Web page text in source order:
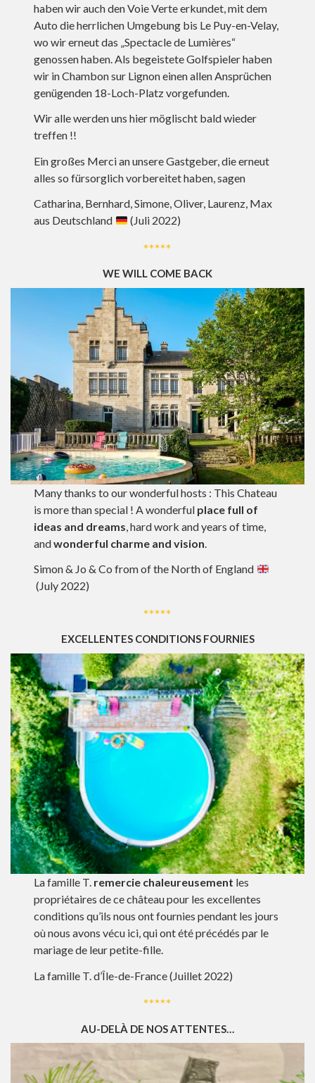
haben wir auch den Voie Verte erkundet, mit dem
Auto die herrlichen Umgebung bis Le Puy-en-Velay,
wo wir erneut das „Spectacle de Lumières“
genossen haben. Als begeistete Golfspieler haben
wir in Chambon sur Lignon einen allen Ansprüchen
genügenden 18-Loch-Platz vorgefunden.
Wir alle werden uns hier möglischt bald wieder
treffen !!
Ein großes Merci an unsere Gastgeber, die erneut
alles so fürsorglich vorbereitet haben, sagen
Catharina, Bernhard, Simone, Oliver, Laurenz, Max
aus Deutschland
(Juli 2022)
*****
WE WILL COME BACK
Many thanks to our wonderful hosts : This Chateau
is more than special ! A wonderful place full of
ideas and dreams, hard work and years of time,
andwonderful charme and vision.
Simon & Jo & Co from of the North of England
(July 2022)
*****
EXCELLENTES CONDITIONS FOURNIES
La famille T. remercie chaleureusement les
propriétaires de ce château pour les excellentes
conditions qu’ils nous ont fournies pendant les jours
où nous avons vécu ici, qui ont été précédés par le
mariage de leur petite-fille.
La famille T. d’Île-de-France (Juillet 2022)
*****
AU-DELÀ DE NOS ATTENTES…